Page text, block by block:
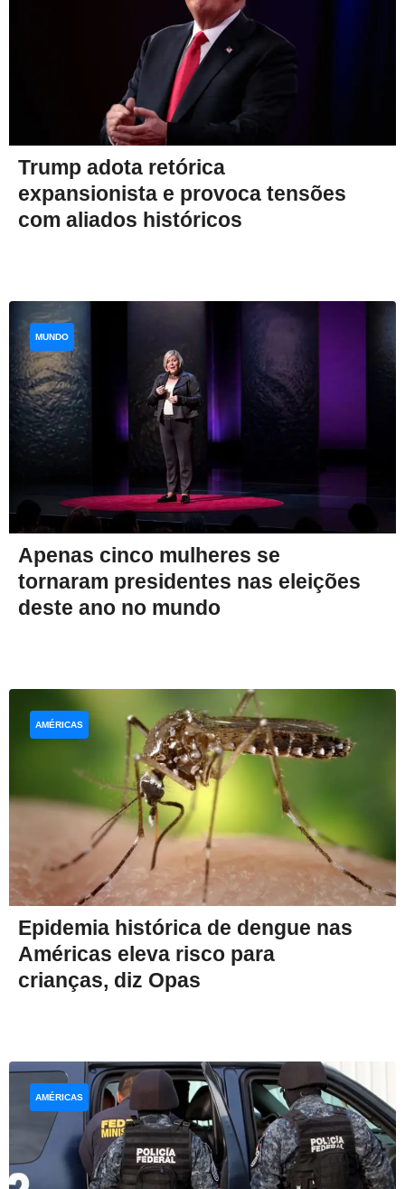
Trump adota retórica
expansionista e provoca tensões
com aliados históricos
Apenas cinco mulheres se
tornaram presidentes nas eleições
deste ano no mundo
MUNDO
Epidemia histórica de dengue nas
Américas eleva risco para
crianças, diz Opas
AMÉRICAS
AMÉRICAS